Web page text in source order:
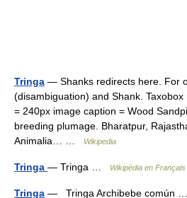
Tringa — Shanks redirects here. For
(disambiguation) and Shank.
= 240px image caption = Wood
breeding plumage. Bharatpur,
Animalia… …
Wikipedia
Tringa — Tringa … Wikipédia en Français
Tringa — Tringa Archibebe común